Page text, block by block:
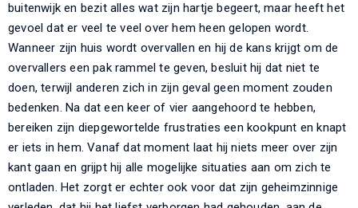
buitenwijk en bezit alles wat zijn hartje begeert, maar heeft het
gevoel dat er veel te veel over hem heen gelopen wordt.
Wanneer zijn huis wordt overvallen en hij de kans krijgt om de
overvallers een pak rammel te geven, besluit hij dat niet te
doen, terwijl anderen zich in zijn geval geen moment zouden
bedenken. Na dat een keer of vier aangehoord te hebben,
bereiken zijn diepgewortelde frustraties een kookpunt en knapt
er iets in hem. Vanaf dat moment laat hij niets meer over zijn
kant gaan en grijpt hij alle mogelijke situaties aan om zich te
ontladen. Het zorgt er echter ook voor dat zijn geheimzinnige